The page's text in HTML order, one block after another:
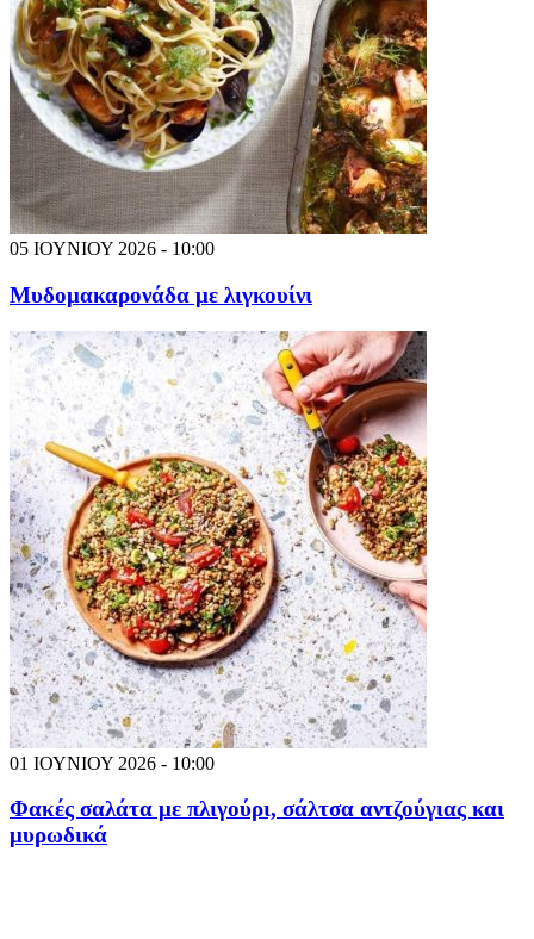
05 ΙΟΥΝΙΟΥ 2026 - 10:00
Μυδομακαρονάδα με λιγκουίνι
01 ΙΟΥΝΙΟΥ 2026 - 10:00
Φακές σαλάτα με πλιγούρι, σάλτσα αντζούγιας και
μυρωδικά